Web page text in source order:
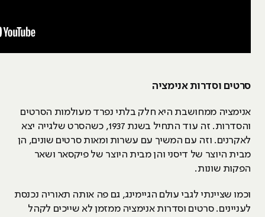
סרטים וסדרות אנימציה
אנימציה ממחושבת היא חלק בלתי נפרד מעולמות הסרטים
והסדרות. זה עוד התחיל בשנת 1937, כשהסרט שלגייה יצא
לאקרנים. וזה עם המשיך עם עשרות ומאות סרטים שונים, הן
מבית היוצר של דיסני והן מבית היוצר של פיקסאר ושאר
הפקות שונות.
וכמו שציינתי לגבי עולם הגיימינג, גם פה אותה תאוריה נכנסת
לעניינים. סרטים וסדרות אנימציה ממזמן לא שייכים לקהל